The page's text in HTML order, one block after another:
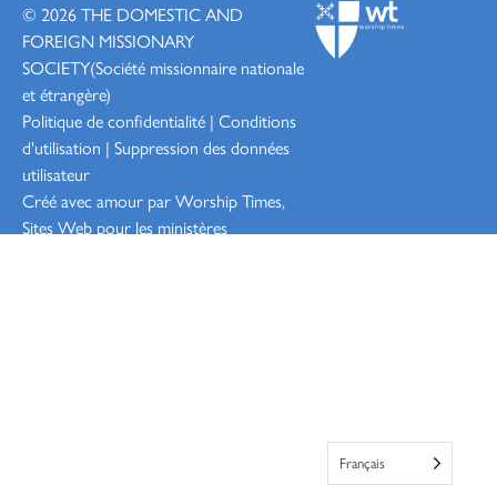
© 2026THE DOMESTIC AND
FOREIGN MISSIONARY
SOCIETY(Société missionnaire nationale
et étrangère)
Politique de confidentialité | Conditions
d'utilisation | Suppression des données
utilisateur
Créé avec amour par WorshipTimes,
Sites Web pour les ministères
Français